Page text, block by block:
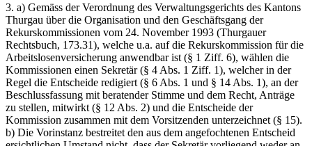
3. a) Gemäss der Verordnung des Verwaltungsgerichts des Kantons
Thurgau über die Organisation und den Geschäftsgang der
Rekurskommissionen vom 24. November 1993 (Thurgauer
Rechtsbuch, 173.31), welche u.a. auf die Rekurskommission für die
Arbeitslosenversicherung anwendbar ist (§ 1 Ziff. 6), wählen die
Kommissionen einen Sekretär (§ 4 Abs. 1 Ziff. 1), welcher in der
Regel die Entscheide redigiert (§ 6 Abs. 1 und § 14 Abs. 1), an der
Beschlussfassung mit beratender Stimme und dem Recht, Anträge
zu stellen, mitwirkt (§ 12 Abs. 2) und die Entscheide der
Kommission zusammen mit dem Vorsitzenden unterzeichnet (§ 15).
b) Die Vorinstanz bestreitet den aus dem angefochtenen Entscheid